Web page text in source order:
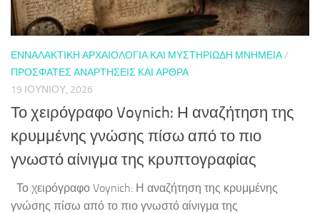
ΕΝΝΑΛΑΚΤΙΚΉ ΑΡΧΑΙΟΛΟΓΊΑ ΚΑΙ ΜΥΣΤΗΡΙΏΔΗ ΜΝΗΜΕΊΑ/
ΠΡΌΣΦΑΤΕΣ ΑΝΑΡΤΉΣΕΙΣ ΚΑΙ ΆΡΘΡΑ
19 ΙΟΥΝΊΟΥ, 2026
Το χειρόγραφο Voynich: Η αναζήτηση της
κρυμμένης γνώσης πίσω από το πιο
γνωστό αίνιγμα της κρυπτογραφίας
Το χειρόγραφο Voynich: Η αναζήτηση της κρυμμένης
γνώσης πίσω από το πιο γνωστό αίνιγμα της